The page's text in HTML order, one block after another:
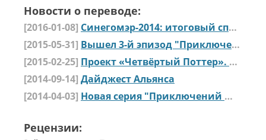
Новости о переводе:
[2016-01-08] Синегомэр-2014: итоговый список номинантов
[2015-05-31] Вышел 3-й эпизод "Приключений Шницеля и Бифштекса"
[2015-02-25] Проект «Четвёртый Поттер». Перспективы. Часть 2
[2014-09-14] Дайджест Альянса
[2014-04-03] Новая серия "Приключений Шницеля и Бифштекса"
Рецензии: